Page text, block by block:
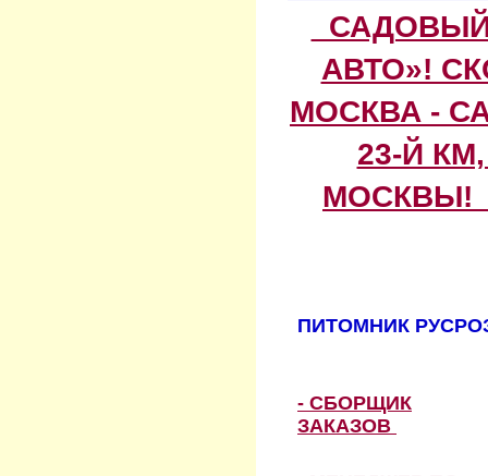
АВТО»!
МОСКВА -
23-Й
МОСКВЫ!
ПИТОМНИК
- СБОРЩИК
ЗАКАЗОВ